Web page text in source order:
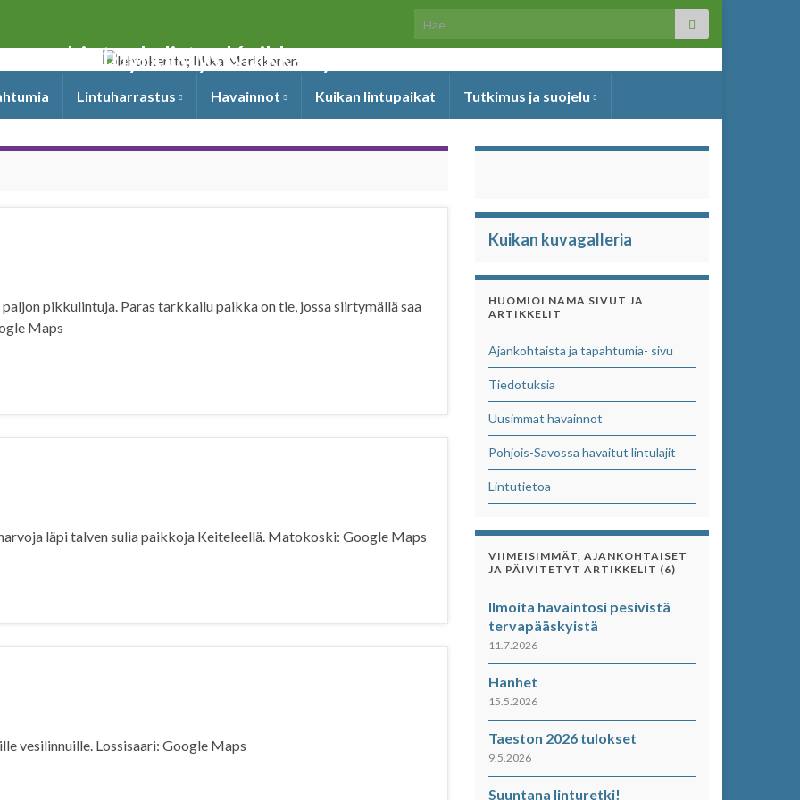
Search for:
Lintuyhdistys Kuikka ry
Lintuharrastus Havainnot Kuikan lintupaikat Tutkimus ja suojelu
pikkulintuja. Paras tarkkailu paikka on tie, jossa siirtymällä saa
Maps
läpi talven sulia paikkoja Keiteleellä. Matokoski: Google Maps
vesilinnuille. Lossisaari: Google Maps
Kuikan kuvagalleria
HUOMIOI NÄMÄ SIVUT JA
ARTIKKELIT
Ajankohtaista ja tapahtumia- sivu
Tiedotuksia
Uusimmat havainnot
Pohjois-Savossa havaitut lintulajit
Lintutietoa
VIIMEISIMMÄT, AJANKOHTAISET
JA PÄIVITETYT ARTIKKELIT (6)
Ilmoita havaintosi pesivistä
tervapääskyistä
11.7.2026
Hanhet
15.5.2026
Taeston 2026 tulokset
9.5.2026
Suuntana linturetki!